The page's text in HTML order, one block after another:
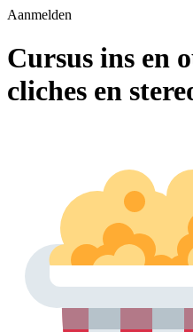
Aanmelden
Cursus ins en
cliches en